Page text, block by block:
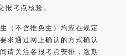
报考点核验。
（不含推免生）均应在规定
求通过网上确认的方式确认
请关注各报考点安排，逾期